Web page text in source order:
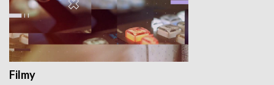
Filmy